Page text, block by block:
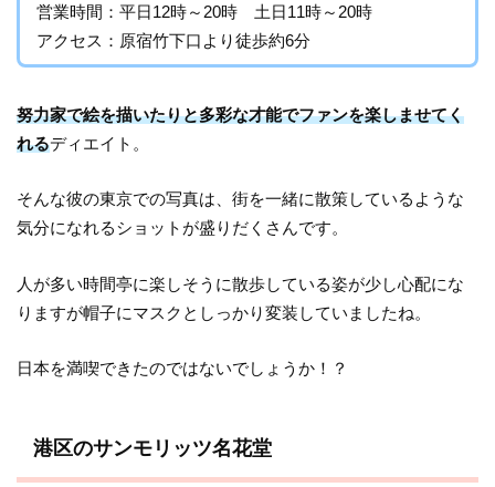
営業時間：平日12時～20時 土日11時～20時
アクセス：原宿竹下口より徒歩約6分
努力家で絵を描いたりと多彩な才能でファンを楽しませてく
れるディエイト。
そんな彼の東京での写真は、街を一緒に散策しているような
気分になれるショットが盛りだくさんです。
人が多い時間亭に楽しそうに散歩している姿が少し心配にな
りますが帽子にマスクとしっかり変装していましたね。
日本を満喫できたのではないでしょうか！？
港区のサンモリッツ名花堂